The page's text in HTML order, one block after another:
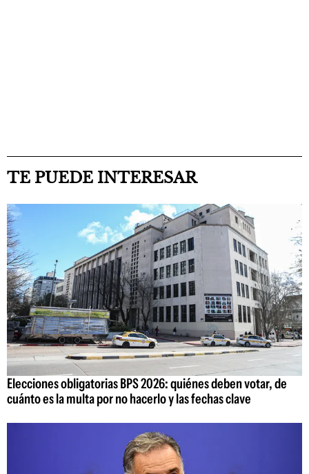
TE PUEDE INTERESAR
Elecciones obligatorias BPS 2026: quiénes deben votar, de
cuánto es la multa por no hacerlo y las fechas clave